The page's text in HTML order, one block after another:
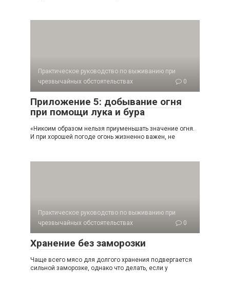
Практическое руководство по выживанию при
чрезвычайных обстоятельствах
0
Приложение 5: добывание огня
при помощи лука и бура
«Никоим образом нельзя приуменьшать значение огня.
И при хорошей погоде огонь жизненно важен, не
Практическое руководство по выживанию при
чрезвычайных обстоятельствах
0
Хранение без заморозки
Чаще всего мясо для долгого хранения подвергается
сильной замо­розке, однако что делать, если у